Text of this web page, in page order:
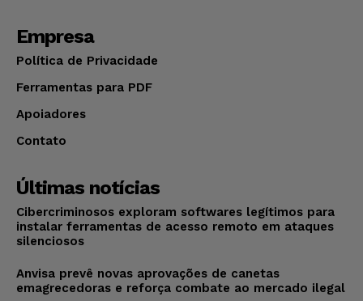
Empresa
Política de Privacidade
Ferramentas para PDF
Apoiadores
Contato
Últimas notícias
Cibercriminosos exploram softwares legítimos para
instalar ferramentas de acesso remoto em ataques
silenciosos
Anvisa prevê novas aprovações de canetas
emagrecedoras e reforça combate ao mercado ilegal